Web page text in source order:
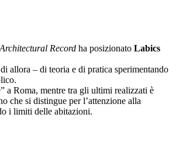
Architectural Record ha posizionato Labics
allora – di teoria e di pratica sperimentando
a Roma, mentre tra gli ultimi realizzati è
che si distingue per l’attenzione alla
i limiti delle abitazioni.